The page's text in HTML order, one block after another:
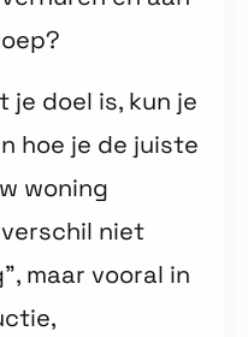
je doel is, kun je
hoe je de juiste
woning
niet
maar vooral in